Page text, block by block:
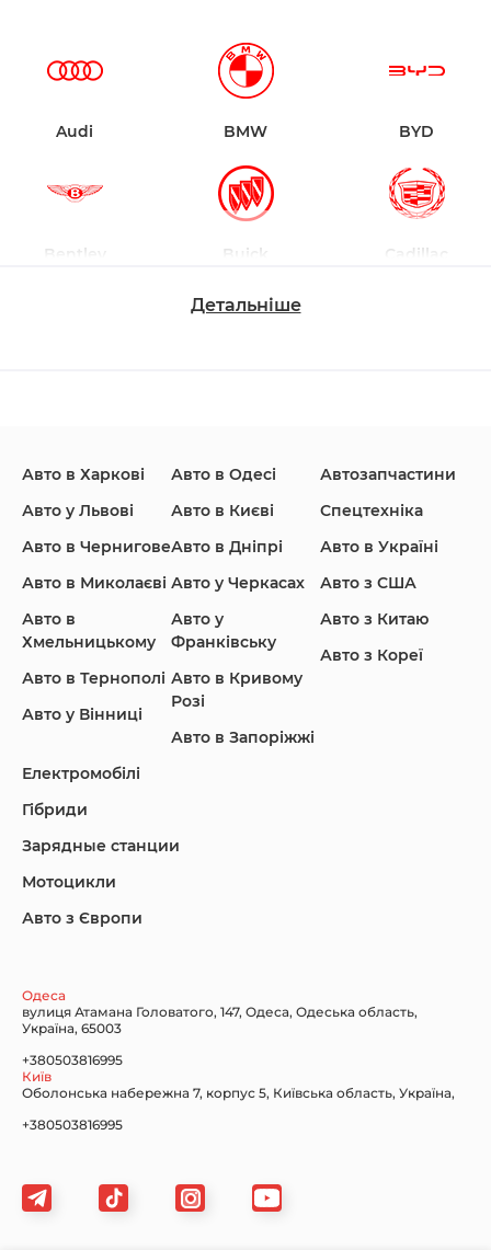
Audi BMW BYD
Bentley Buick Cadillac
Honda Hyundai
Infiniti Jaguar Jeep
Land Rover
Nissan
Детальніше
Авто в Харкові
Авто у Львові
Авто в Чернигове
Авто в Миколаєві
Авто в
Хмельницькому
Авто в Тернополі
Авто у Вінниці
Авто в Одесі
Авто в Києві
Авто в Дніпрі
Авто у Черкасах
Авто у
Франківську
Авто в Кривому
Розі
Авто в Запоріжжі
Автозапчастини
Спецтехніка
Авто в Україні
Авто з США
Авто з Китаю
Авто з Кореї
Електромобілі
Гібриди
Зарядные станции
Мотоцикли
Авто з Європи
Одеса
вулиця Атамана Головатого, 147, Одеса, Одеська область,
Україна, 65003
+380503816995
Київ
Оболонська набережна 7, корпус 5, Київська область, Україна,
+380503816995